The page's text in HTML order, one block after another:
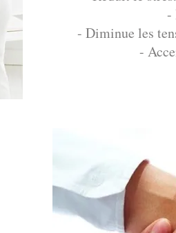
-
- Diminue les
-